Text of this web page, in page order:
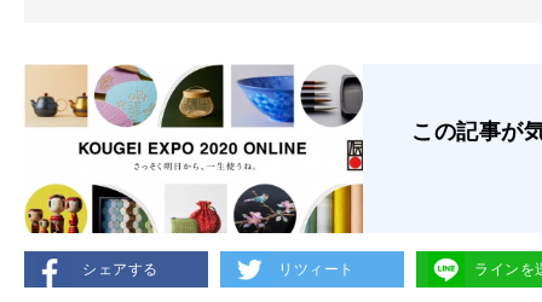
この記事が
シェアする リツィート ラインを